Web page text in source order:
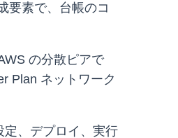
要素で、台帳のコ
の分散ピアで
Plan ネットワーク
定、デプロイ、実行